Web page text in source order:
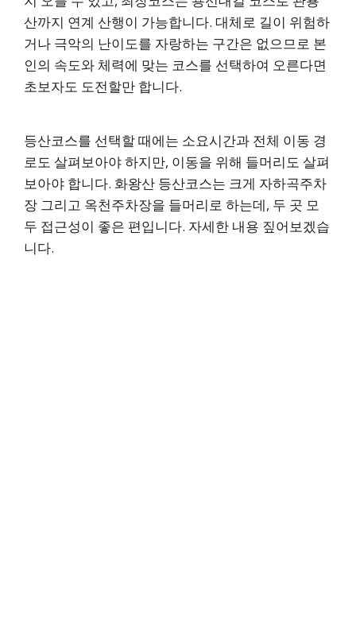
산까지 연계 산행이 가능합니다. 대체로 길이 위험하
거나 극악의 난이도를 자랑하는 구간은 없으므로 본
인의 속도와 체력에 맞는 코스를 선택하여 오른다면
초보자도 도전할만 합니다.
등산코스를 선택할 때에는 소요시간과 전체 이동 경
로도 살펴보아야 하지만, 이동을 위해 들머리도 살펴
보아야 합니다. 화왕산 등산코스는 크게 자하곡주차
장 그리고 옥천주차장을 들머리로 하는데, 두 곳 모
두 접근성이 좋은 편입니다. 자세한 내용 짚어보겠습
니다.